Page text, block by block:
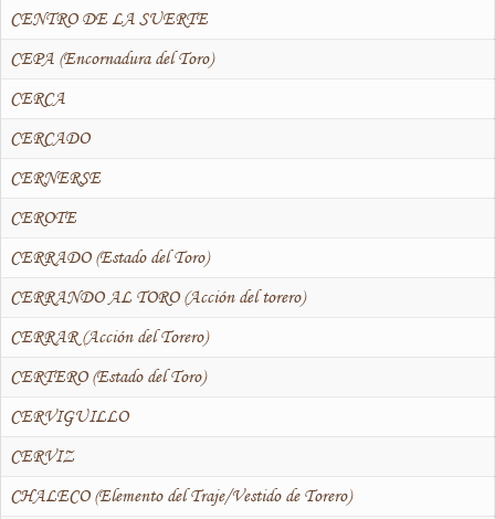
CENTRO DE LA SUERTE
CEPA (Encornadura del Toro)
CERCA
CERCADO
CERNERSE
CEROTE
CERRADO (Estado del Toro)
CERRANDO AL TORO (Acción del torero)
CERRAR (Acción del Torero)
CERTERO (Estado del Toro)
CERVIGUILLO
CERVIZ
CHALECO (Elemento del Traje/Vestido de Torero)